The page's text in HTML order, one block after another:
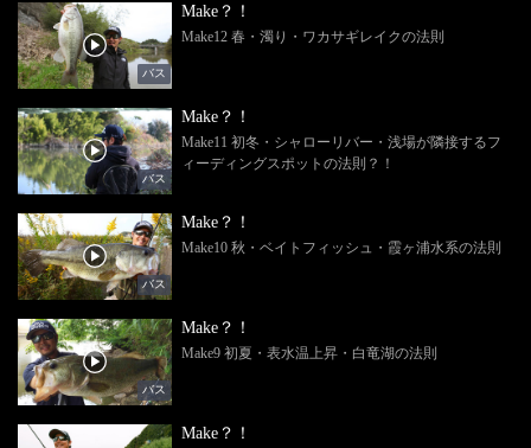
バス
Make？！
Make12 春・濁り・ワカサギレイクの法則
バス
Make？！
Make11 初冬・シャローリバー・浅場が隣接するフ
ィーディングスポットの法則？！
バス
Make？！
Make10 秋・ベイトフィッシュ・霞ヶ浦水系の法則
バス
Make？！
Make9 初夏・表水温上昇・白竜湖の法則
Make？！